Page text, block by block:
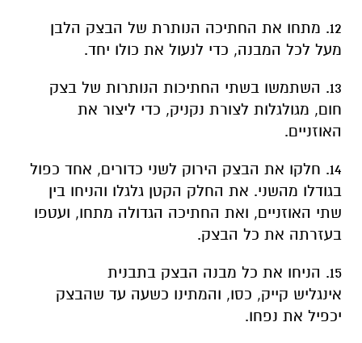
12. מתחו את החתיכה הנותרת של הבצק הלבן
מעל לכל המבנה, כדי לנעול את כולו יחד.
13. השתמשו בשתי החתיכות הנותרות של בצק
חום, מגולגלות לצורת נקניק, כדי ליצור את
האוזניים.
14. חלקו את הבצק הירוק לשני כדורים, אחד כפול
בגודלו מהשני. את החלק הקטן גלגלו והניחו בין
שתי האוזניים, ואת החתיכה הגדולה מתחו, ועטפו
בעזרתה את כל הבצק.
15. הניחו את כל מבנה הבצק בתבנית
אינגליש קייק, כסו, והמתינו כשעה עד שהבצק
יכפיל את נפחו.